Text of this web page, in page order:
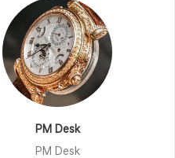
PM Desk
PM Desk